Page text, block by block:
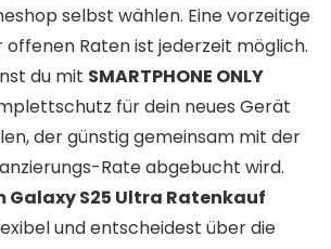
selbst wählen. Eine vorzeitige
offenen Raten ist jederzeit möglich.
du mit SMARTPHONE ONLY
für dein neues Gerät
der günstig gemeinsam mit der
Rate abgebucht wird.
Galaxy S25 Ultra Ratenkauf
und entscheidest über die